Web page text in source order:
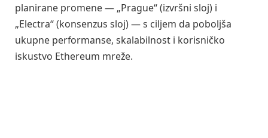
planirane promene — „Prague“ (izvršni sloj) i
„Electra“ (konsenzus sloj) — s ciljem da poboljša
ukupne performanse, skalabilnost i korisničko
iskustvo Ethereum mreže.